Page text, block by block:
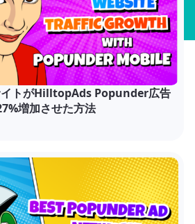
イトがHilltopAds Popunder広告
増加させた方法